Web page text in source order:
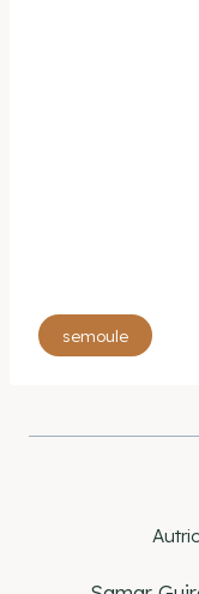
Étiquettes
de
publication :
semoule